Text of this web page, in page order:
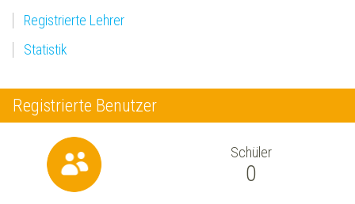
Registrierte Lehrer
Statistik
Registrierte Benutzer
Schüler
0